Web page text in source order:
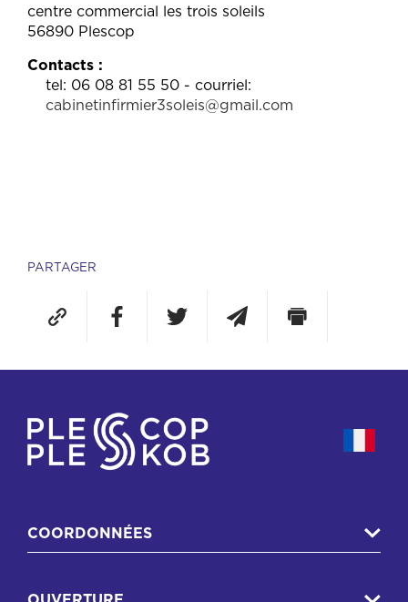
centre commercial les trois soleils
56890 Plescop
Contacts
tel: 06 08 81 55 50 - courriel:
cabinetinfirmier3soleis@gmail.com
PARTAGER
COORDONNÉES